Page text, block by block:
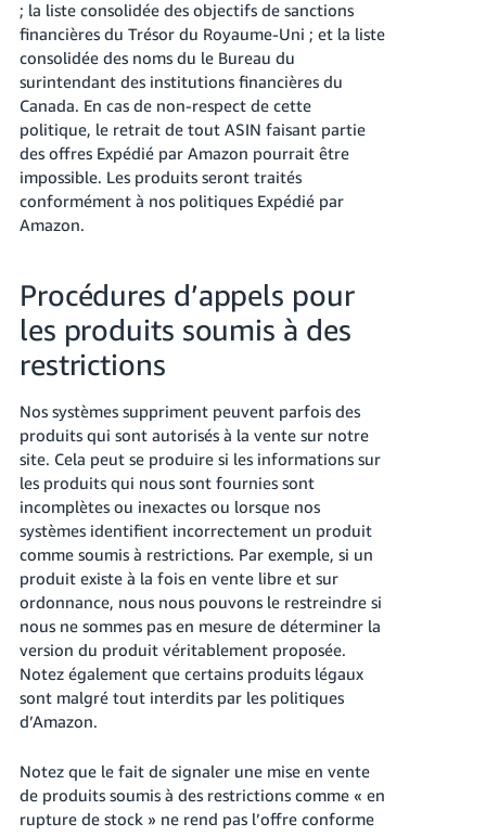
; la liste consolidée des objectifs de sanctions
financières du Trésor du Royaume-Uni ; et la liste
consolidée des noms du le Bureau du
surintendant des institutions financières du
Canada. En cas de non-respect de cette
politique, le retrait de tout ASIN faisant partie
des offres Expédié par Amazon pourrait être
impossible. Les produits seront traités
conformément à nos politiques Expédié par
Amazon.
Procédures d’appels pour
les produits soumis à des
restrictions
Nos systèmes suppriment peuvent parfois des
produits qui sont autorisés à la vente sur notre
site. Cela peut se produire si les informations sur
les produits qui nous sont fournies sont
incomplètes ou inexactes ou lorsque nos
systèmes identifient incorrectement un produit
comme soumis à restrictions. Par exemple, si un
produit existe à la fois en vente libre et sur
ordonnance, nous nous pouvons le restreindre si
nous ne sommes pas en mesure de déterminer la
version du produit véritablement proposée.
Notez également que certains produits légaux
sont malgré tout interdits par les politiques
d’Amazon.
Notez que le fait de signaler une mise en vente
de produits soumis à des restrictions comme « en
rupture de stock » ne rend pas l’offre conforme